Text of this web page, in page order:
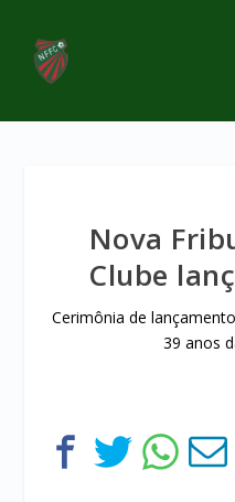
Nova
Clube
Cerimônia de
39 anos